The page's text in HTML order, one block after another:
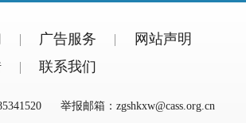
广告服务
网站声明
联系我们
举报邮箱：zgshkxw@cass.org.cn